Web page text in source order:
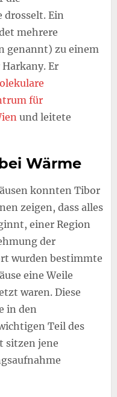
drosselt. Ein
mehrere
genannt) zu einem
Er
für
und leitete
Wärme
konnten Tibor
zeigen, dass alles
einer Region
der
wurden bestimmte
eine Weile
waren. Diese
in den
Teil des
sitzen jene